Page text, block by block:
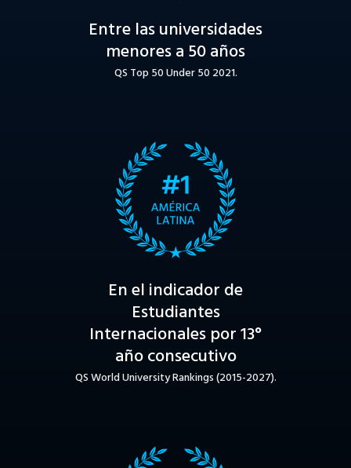
Entre las universidades
menores a 50 años
QS Top 50 Under 50 2021.
En el indicador de
Estudiantes
Internacionales por 13°
año consecutivo
QS World University Rankings (2015-2027).